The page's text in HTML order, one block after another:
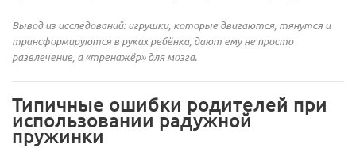
Вывод из исследований: игрушки, которые двигаются, тянутся и
трансформируются в руках ребёнка, дают ему не просто
развлечение, а «тренажёр» для мозга.
Типичные ошибки родителей при
использовании радужной
пружинки